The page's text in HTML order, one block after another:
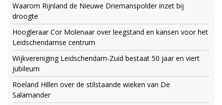
Waarom Rijnland de Nieuwe Driemanspolder inzet bij
droogte
Hoogleraar Cor Molenaar over leegstand en kansen voor het
Leidschendamse centrum
Wijkvereniging Leidschendam-Zuid bestaat 50 jaar en viert
jubileum
Roeland Hillen over de stilstaande wieken van De
Salamander